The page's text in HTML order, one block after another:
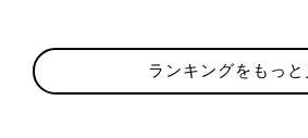
ランキングをもっと